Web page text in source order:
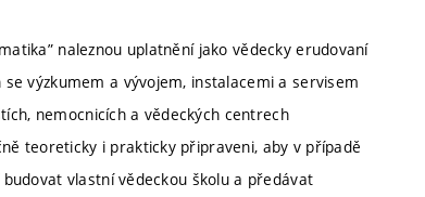
naleznou uplatnění jako vědecky erudovaní
výzkumem a vývojem, instalacemi a servisem
nemocnicích a vědeckých centrech
teoreticky i prakticky připraveni, aby v případě
vlastní vědeckou školu a předávat